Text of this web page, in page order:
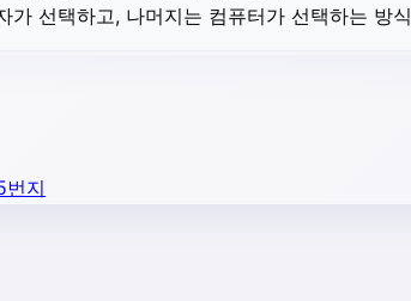
가 선택하고, 나머지는 컴퓨터가 선택하는 방식
지